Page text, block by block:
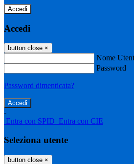
Accedi
Accedi
button close ×
Nome
Password
Password dimenticata?
-
Entra con SPID Entra con CIE
Seleziona utente
button close ×